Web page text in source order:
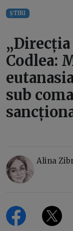
ȘTIRI
Codlea:
sub
Alina